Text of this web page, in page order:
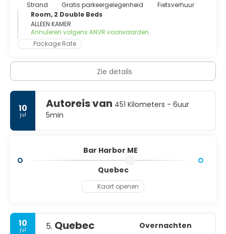
Strand
Gratis parkeergelegenheid
Fietsverhuur
Room, 2 Double Beds
ALLEEN KAMER
Annuleren volgens ANVR voorwaarden
Package Rate
Zie details
10
jul
Autoreis van 451 Kilometers - 6uur
5min
Bar Harbor ME
Quebec
Kaart openen
10
jul 5. Quebec Overnachten